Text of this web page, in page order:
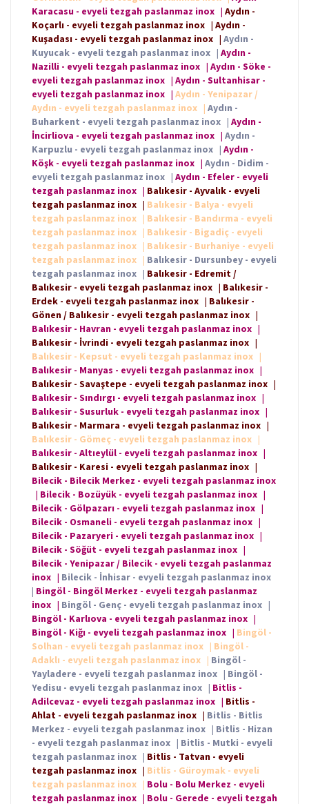
Karacasu - evyeli tezgah paslanmaz inox | Aydın -
Koçarlı - evyeli tezgah paslanmaz inox | Aydın -
Kuşadası - evyeli tezgah paslanmaz inox | Aydın -
Kuyucak - evyeli tezgah paslanmaz inox | Aydın -
Nazilli - evyeli tezgah paslanmaz inox | Aydın - Söke -
evyeli tezgah paslanmaz inox | Aydın - Sultanhisar -
evyeli tezgah paslanmaz inox | Aydın - Yenipazar /
Aydın - evyeli tezgah paslanmaz inox | Aydın -
Buharkent - evyeli tezgah paslanmaz inox | Aydın -
İncirliova - evyeli tezgah paslanmaz inox | Aydın -
Karpuzlu - evyeli tezgah paslanmaz inox | Aydın -
Köşk - evyeli tezgah paslanmaz inox | Aydın - Didim -
evyeli tezgah paslanmaz inox | Aydın - Efeler - evyeli
tezgah paslanmaz inox | Balıkesir - Ayvalık - evyeli
tezgah paslanmaz inox | Balıkesir - Balya - evyeli
tezgah paslanmaz inox | Balıkesir - Bandırma - evyeli
tezgah paslanmaz inox | Balıkesir - Bigadiç - evyeli
tezgah paslanmaz inox | Balıkesir - Burhaniye - evyeli
tezgah paslanmaz inox | Balıkesir - Dursunbey - evyeli
tezgah paslanmaz inox | Balıkesir - Edremit /
Balıkesir - evyeli tezgah paslanmaz inox | Balıkesir -
Erdek - evyeli tezgah paslanmaz inox | Balıkesir -
Gönen / Balıkesir - evyeli tezgah paslanmaz inox |
Balıkesir - Havran - evyeli tezgah paslanmaz inox |
Balıkesir - İvrindi - evyeli tezgah paslanmaz inox |
Balıkesir - Kepsut - evyeli tezgah paslanmaz inox |
Balıkesir - Manyas - evyeli tezgah paslanmaz inox |
Balıkesir - Savaştepe - evyeli tezgah paslanmaz inox |
Balıkesir - Sındırgı - evyeli tezgah paslanmaz inox |
Balıkesir - Susurluk - evyeli tezgah paslanmaz inox |
Balıkesir - Marmara - evyeli tezgah paslanmaz inox |
Balıkesir - Gömeç - evyeli tezgah paslanmaz inox |
Balıkesir - Altıeylül - evyeli tezgah paslanmaz inox |
Balıkesir - Karesi - evyeli tezgah paslanmaz inox |
Bilecik - Bilecik Merkez - evyeli tezgah paslanmaz inox
| Bilecik - Bozüyük - evyeli tezgah paslanmaz inox |
Bilecik - Gölpazarı - evyeli tezgah paslanmaz inox |
Bilecik - Osmaneli - evyeli tezgah paslanmaz inox |
Bilecik - Pazaryeri - evyeli tezgah paslanmaz inox |
Bilecik - Söğüt - evyeli tezgah paslanmaz inox |
Bilecik - Yenipazar / Bilecik - evyeli tezgah paslanmaz
inox | Bilecik - İnhisar - evyeli tezgah paslanmaz inox
| Bingöl - Bingöl Merkez - evyeli tezgah paslanmaz
inox | Bingöl - Genç - evyeli tezgah paslanmaz inox |
Bingöl - Karlıova - evyeli tezgah paslanmaz inox |
Bingöl - Kiğı - evyeli tezgah paslanmaz inox | Bingöl -
Solhan - evyeli tezgah paslanmaz inox | Bingöl -
Adaklı - evyeli tezgah paslanmaz inox | Bingöl -
Yayladere - evyeli tezgah paslanmaz inox | Bingöl -
Yedisu - evyeli tezgah paslanmaz inox | Bitlis -
Adilcevaz - evyeli tezgah paslanmaz inox | Bitlis -
Ahlat - evyeli tezgah paslanmaz inox | Bitlis - Bitlis
Merkez - evyeli tezgah paslanmaz inox | Bitlis - Hizan
- evyeli tezgah paslanmaz inox | Bitlis - Mutki - evyeli
tezgah paslanmaz inox | Bitlis - Tatvan - evyeli
tezgah paslanmaz inox | Bitlis - Güroymak - evyeli
tezgah paslanmaz inox | Bolu - Bolu Merkez - evyeli
tezgah paslanmaz inox | Bolu - Gerede - evyeli tezgah